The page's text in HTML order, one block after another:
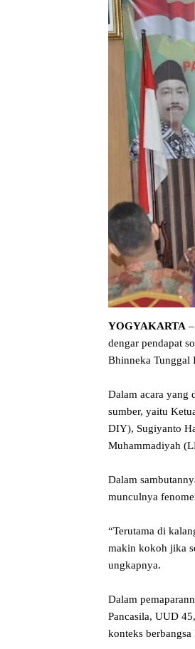
YOGYAKARTA
dengar pendapat
Bhinneka Tunggal
Dalam acara yang
sumber, yaitu
DIY), Sugiyanto
Muhammadiyah
Dalam
munculnya
“Terutama di
makin kokoh jika
ungkapnya.
Dalam
Pancasila, UUD
konteks berbangsa